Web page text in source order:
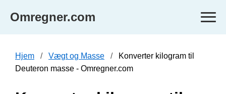
Omregner.com
Hjem Vægt og Masse
Konverter kilogram til
Deuteron masse - Omregner.com